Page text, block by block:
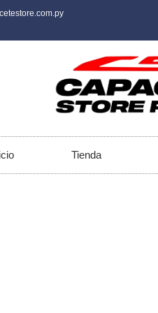
Tienda